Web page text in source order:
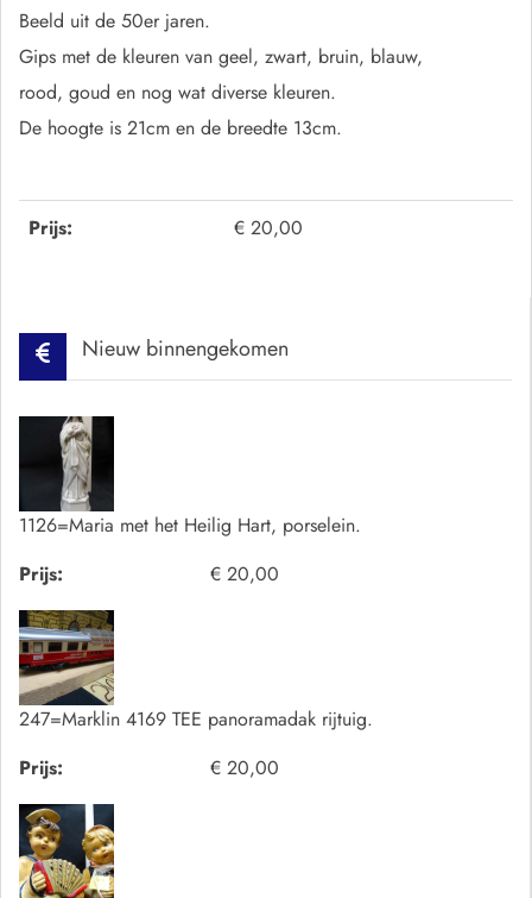
Prijs: € 20,00
Beeld uit de 50er jaren.
Gips met de kleuren van geel, zwart, bruin, blauw,
rood, goud en nog wat diverse kleuren.
De hoogte is 21cm en de breedte 13cm.
Nieuw binnengekomen
1126=Maria met het Heilig Hart, porselein.
Prijs:
€ 20,00
247=Marklin 4169 TEE panoramadak rijtuig.
Prijs:
€ 20,00